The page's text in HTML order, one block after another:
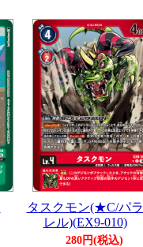
タスクモン(★C/パラ
レル)(EX9-010)
280円(税込)